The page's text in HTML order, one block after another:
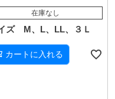
在庫なし
ズ M、L、LL、３Ｌ
カートに入れる